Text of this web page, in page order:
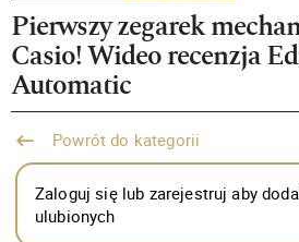
Pierwszy zegarek
Casio! Wideo recenzja
Automatic
Powrót do kategorii
Zaloguj się lub zarejestruj aby
ulubionych